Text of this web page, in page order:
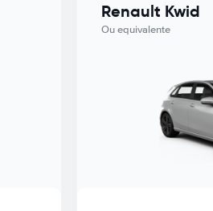
Renault Kwid
Ou equivalente